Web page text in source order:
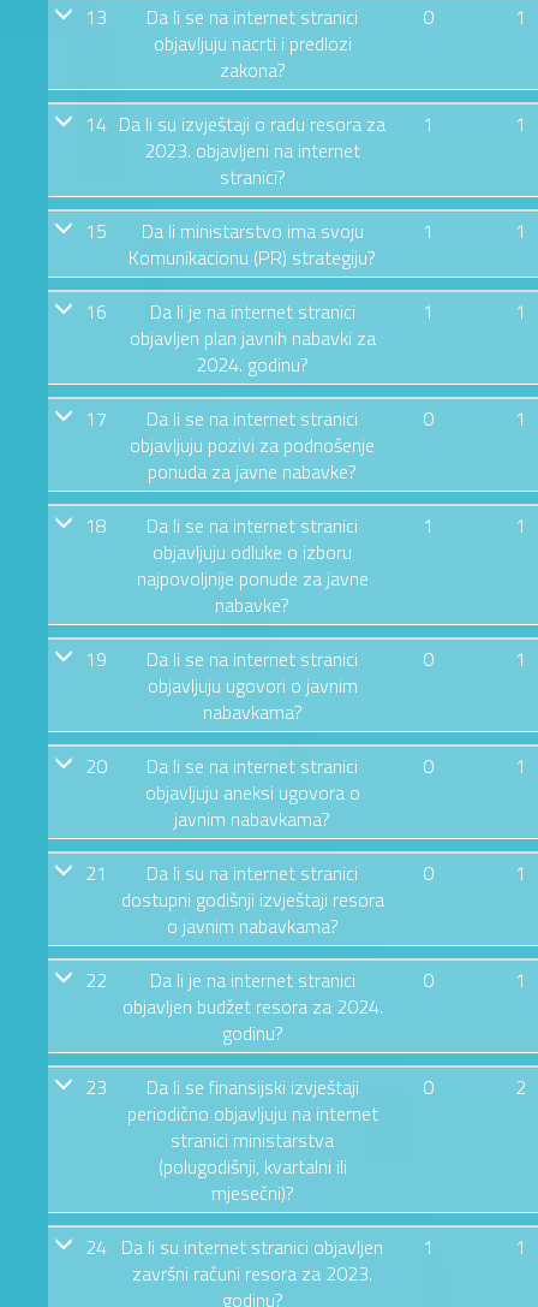
13
Da li se na internet stranici
objavljuju nacrti i predlozi
zakona?
0 1
14 Da li su izvještaji o radu resora za
2023. objavljeni na internet
stranici?
1 1
15
Da li ministarstvo ima svoju
Komunikacionu (PR) strategiju?
1 1
16
Da li je na internet stranici
objavljen plan javnih nabavki za
2024. godinu?
1 1
17
Da li se na internet stranici
objavljuju pozivi za podnošenje
ponuda za javne nabavke?
0 1
18
Da li se na internet stranici
objavljuju odluke o izboru
najpovoljnije ponude za javne
nabavke?
1 1
19
Da li se na internet stranici
objavljuju ugovori o javnim
nabavkama?
0 1
20
Da li se na internet stranici
objavljuju aneksi ugovora o
javnim nabavkama?
0 1
21
Da li su na internet stranici
dostupni godišnji izvještaji resora
o javnim nabavkama?
0 1
22
Da li je na internet stranici
objavljen budžet resora za 2024.
godinu?
0 1
23
Da li se finansijski izvještaji
periodično objavljuju na internet
stranici ministarstva
(polugodišnji, kvartalni ili
mjesečni)?
0 2
24 Da li su internet stranici objavljen
završni računi resora za 2023.
godinu?
1 1